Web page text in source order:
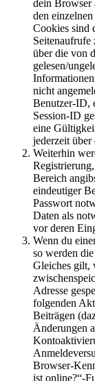
dein Browser
den
Cookies sind
Seitenaufrufe
über die von
gelesen/
nicht
Benutzer-ID,
Session-ID
eine
jederzeit
Weiterhin
Bereich
eindeutiger
Passwort
Daten als
vor deren
Wenn du
so werden
Gleiches gilt,
Adresse
folgenden
Beiträgen
Änderungen
Browser-
ist online?“-